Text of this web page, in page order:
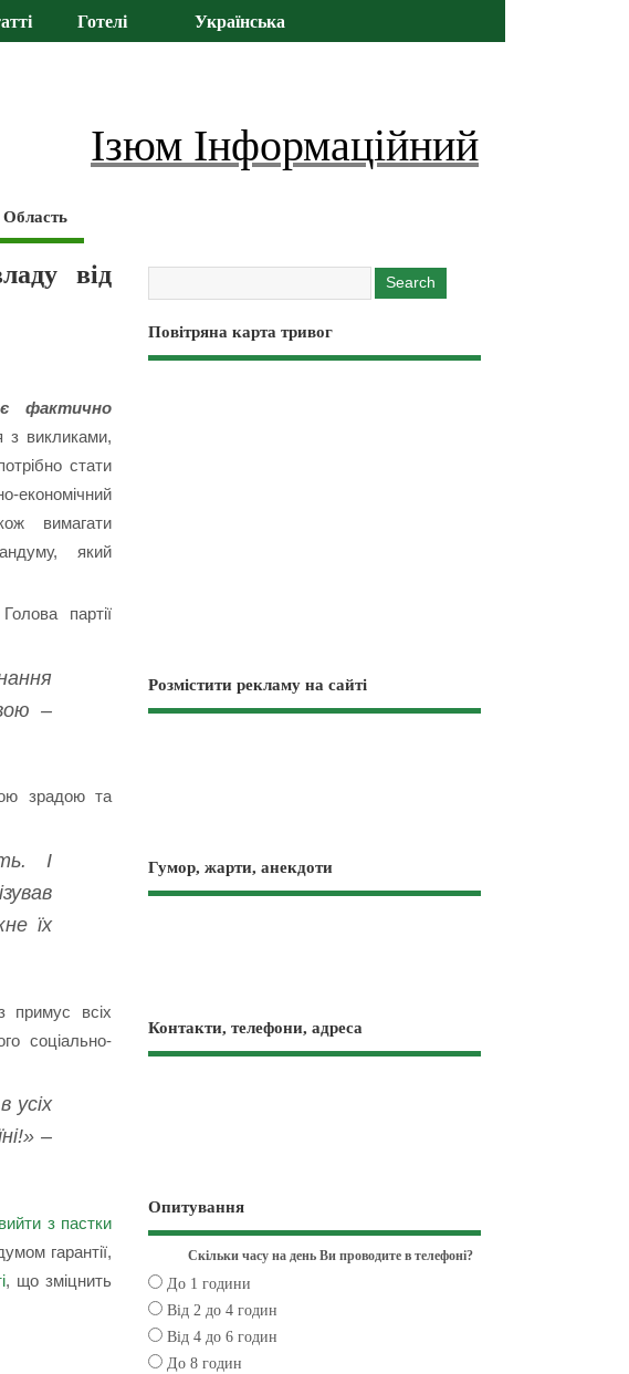
Готелі Українська
Ізюм Інформаційний
Область
від
фактично
з викликами,
стати
економічний
вимагати
який
партії
–
зрадою та
І
їх
примус всіх
соціально-
усіх
–
вийти з пастки
гарантії,
, що зміцнить
Повітряна карта тривог
Розмістити рекламу на сайті
Гумор, жарти, анекдоти
Контакти, телефони, адреса
Опитування
Скільки часу на день Ви проводите в телефоні?
До 1 години
Від 2 до 4 годин
Від 4 до 6 годин
До 8 годин